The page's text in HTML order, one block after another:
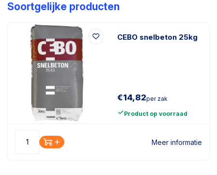
Soortgelijke producten
CEBO snelbeton 25kg
€14,82per zak
Product op voorraad
Meer informatie